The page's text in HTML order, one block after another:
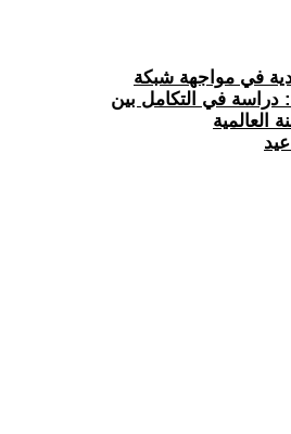
في مواجهة شبكة
: دراسة في التكامل بين
العالمية